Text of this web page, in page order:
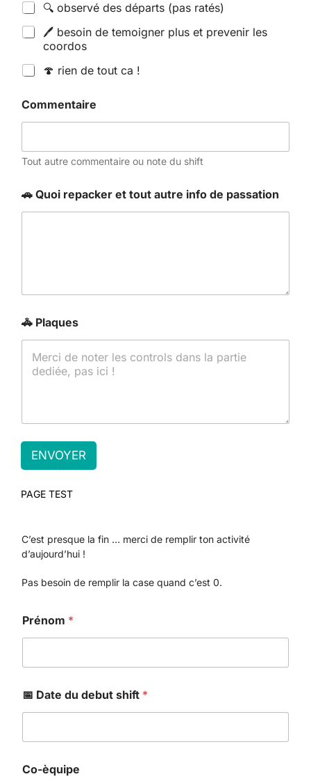
🔍 observé des départs (pas ratés)
🖊️ besoin de temoigner plus et prevenir les
coordos
🍄 rien de tout ca !
Commentaire
Tout autre commentaire ou note du shift
🚗 Quoi repacker et tout autre info de passation
🚓 Plaques
ENVOYER
PAGE TEST
C’est presque la fin … merci de remplir ton activité
d’aujourd’hui !
Pas besoin de remplir la case quand c’est 0.
Prénom *
📅 Date du debut shift *
Co-èquipe